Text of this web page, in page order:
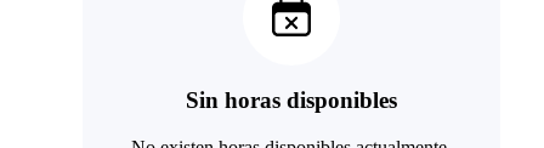
Sin horas disponibles